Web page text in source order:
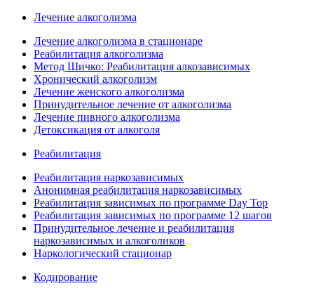
Лечение алкоголизма
Лечение алкоголизма в стационаре
Реабилитация алкоголизма
Метод Шичко: Реабилитация алкозависимых
Хронический алкоголизм
Лечение женского алкоголизма
Принудительное лечение от алкоголизма
Лечение пивного алкоголизма
Детоксикация от алкоголя
Реабилитация
Реабилитация наркозависимых
Анонимная реабилитация наркозависимых
Реабилитация зависимых по программе Day Top
Реабилитация зависимых по программе 12 шагов
Принудительное лечение и реабилитация
наркозависимых и алкоголиков
Наркологический стационар
Кодирование